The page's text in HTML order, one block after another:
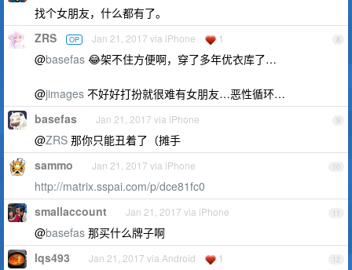
找个女朋友，什么都有了。
8
ZRS OP Jan 21, 2017 via iPhone 1
@basefas 😂架不住方便啊，穿了多年优衣库了…
@jimages 不好好打扮就很难有女朋友…恶性循环…
9
basefas Jan 21, 2017 via iPhone
@ZRS 那你只能丑着了（摊手
10
sammo Jan 21, 2017 via iPhone
http://matrix.sspai.com/p/dce81fc0
11
smallaccount Jan 21, 2017 via iPhone
@basefas 那买什么牌子啊
12
lqs493 Jan 21, 2017 via Android 1